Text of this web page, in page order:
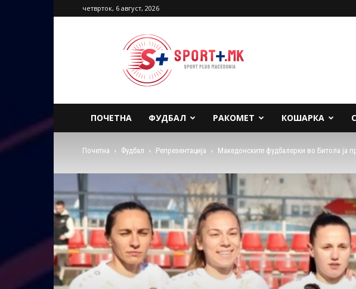
четврток, 6 август, 2026
Sport
Plus
Macedonia
ПОЧЕТНА ФУДБАЛ РАКОМЕТ КОШАРКА
Почетна Фудбал Репрезентација Македонските фудбалерки во Битола ја